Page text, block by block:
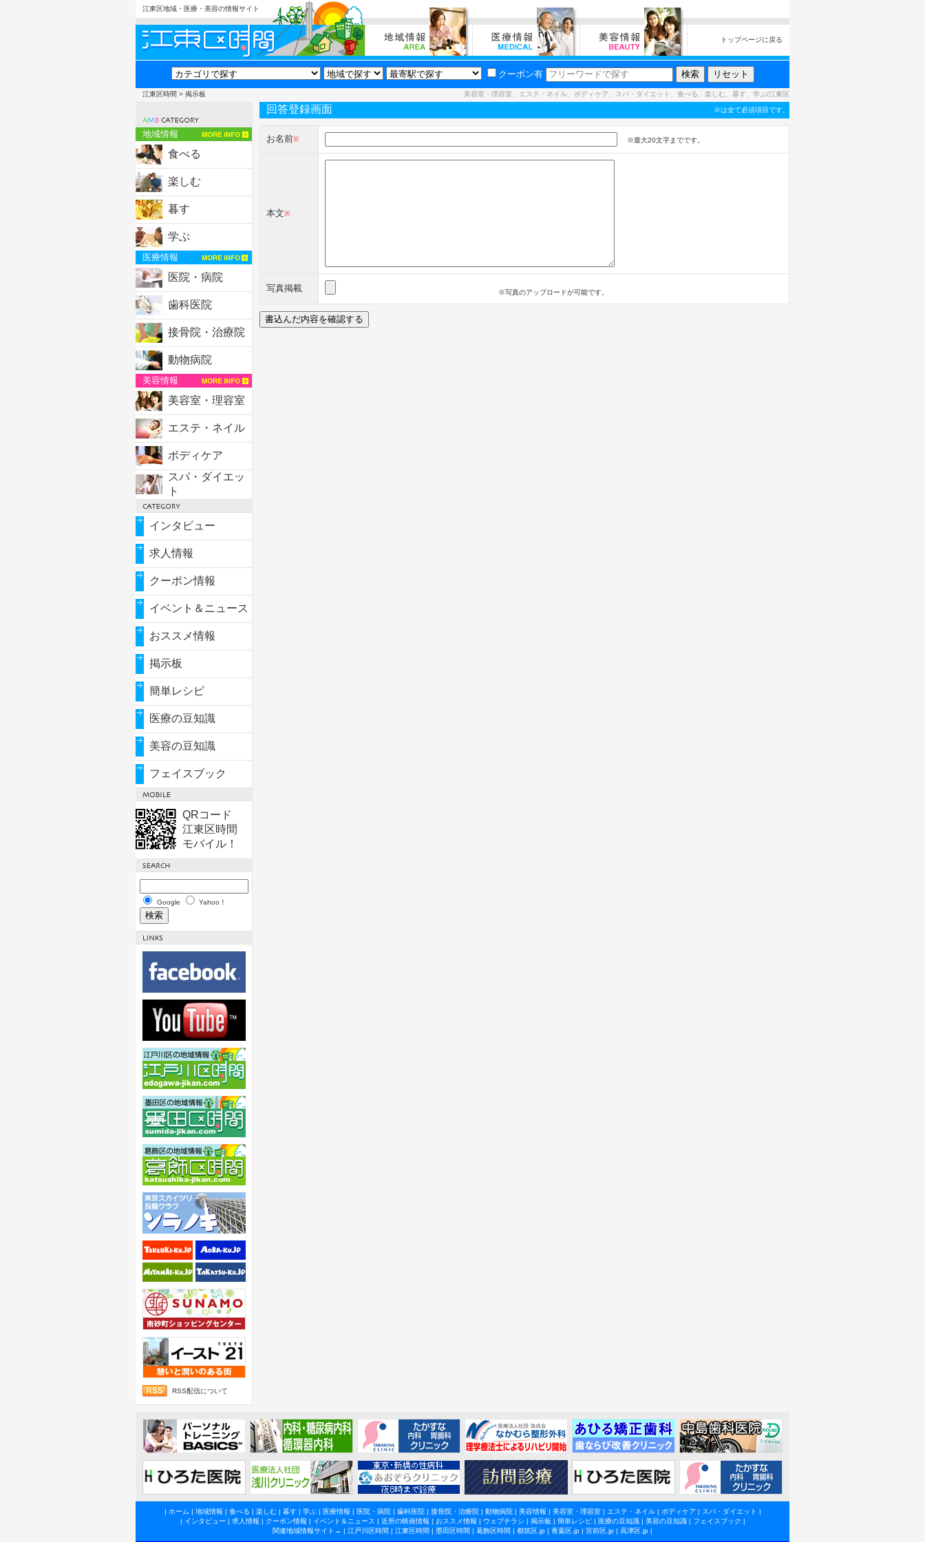
江東区地域・医療・美容の情報サイト
トップページに戻る
クーポン有
江東区時間 > 掲示板 美容室・理容室、エステ・ネイル、ボディケア、スパ・ダイエット、食べる、楽しむ、暮す、学ぶ/江東区
地域情報
食べる
楽しむ
暮す
学ぶ
医療情報
医院・病院
歯科医院
接骨院・治療院
動物病院
美容情報
美容室・理容室
エステ・ネイル
ボディケア
スパ・ダイエッ
ト
インタビュー
求人情報
クーポン情報
イベント＆ニュース
おススメ情報
掲示板
簡単レシピ
医療の豆知識
美容の豆知識
フェイスブック
QRコード
江東区時間
モバイル！
Google Yahoo！
RSS配信について
回答登録画面 ※は全て必須項目です。
お名前※ ※最大20文字までです。
本文※
写真掲載 ※写真のアップロードが可能です。
| ホーム | 地域情報 | 食べる | 楽しむ| 暮す| 学ぶ| 医療情報 | 医院・病院| 歯科医院| 接骨院・治療院| 動物病院| 美容情報 | 美容室・理容室| エステ・ネイル| ボディケア | スパ・ダイエット |
| インタビュー | 求人情報 | クーポン情報 | イベント＆ニュース | 近所の映画情報 | おススメ情報 | ウェブチラシ | 掲示板 | 簡単レシピ| 医療の豆知識| 美容の豆知識| フェイスブック |
関連地域情報サイト→ | 江戸川区時間 | 江東区時間 | 墨田区時間 | 葛飾区時間 | 都筑区.jp | 青葉区.jp | 宮前区.jp | 高津区.jp |